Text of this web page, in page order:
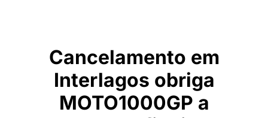
Cancelamento em
Interlagos obriga
MOTO1000GP a